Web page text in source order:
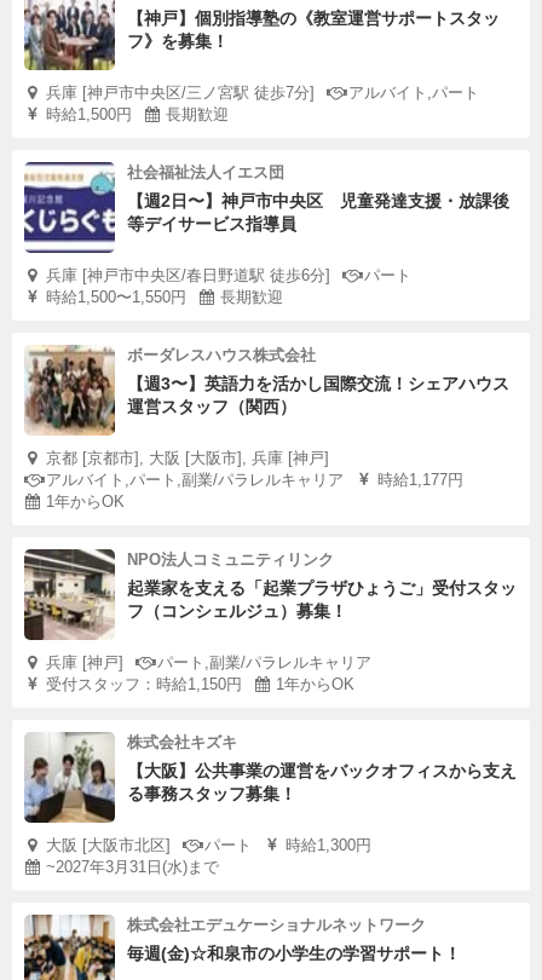
【神戸】個別指導塾の《教室運営サポートスタッ
フ》を募集！
兵庫 [神戸市中央区/三ノ宮駅 徒歩7分]
アルバイト,パート
時給1,500円
長期歓迎
社会福祉法人イエス団
【週2日〜】神戸市中央区 児童発達支援・放課後
等デイサービス指導員
兵庫 [神戸市中央区/春日野道駅 徒歩6分]
パート
時給1,500〜1,550円
長期歓迎
ボーダレスハウス株式会社
【週3〜】英語力を活かし国際交流！シェアハウス
運営スタッフ（関西）
京都 [京都市], 大阪 [大阪市], 兵庫 [神戸]
アルバイト,パート,副業/パラレルキャリア
時給1,177円
1年からOK
NPO法人コミュニティリンク
起業家を支える「起業プラザひょうご」受付スタッ
フ（コンシェルジュ）募集！
兵庫 [神戸]
パート,副業/パラレルキャリア
受付スタッフ：時給1,150円
1年からOK
株式会社キズキ
【大阪】公共事業の運営をバックオフィスから支え
る事務スタッフ募集！
大阪 [大阪市北区] パート
時給1,300円
~2027年3月31日(水)まで
株式会社エデュケーショナルネットワーク
毎週(金)☆和泉市の小学生の学習サポート！